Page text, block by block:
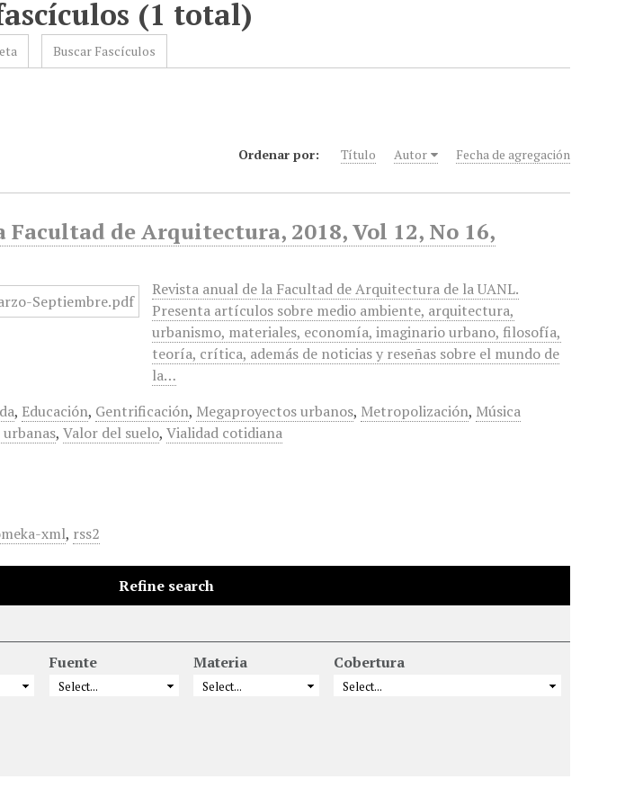
(1 total)
Buscar Fascículos
Ordenar por: Título Autor Fecha de agregación
Facultad de Arquitectura, 2018, Vol 12, No 16,
Revista anual de la Facultad de Arquitectura de la UANL.
Presenta artículos sobre medio ambiente, arquitectura,
urbanismo, materiales, economía, imaginario urbano, filosofía,
teoría, crítica, además de noticias y reseñas sobre el mundo de
la…
, Educación, Gentrificación, Megaproyectos urbanos, Metropolización, Música
,Valor del suelo,Vialidad cotidiana
xml, rss2
Refine search
Fuente Materia Cobertura